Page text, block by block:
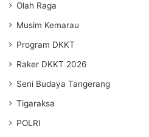
Olah Raga
Musim Kemarau
Program DKKT
Raker DKKT 2026
Seni Budaya Tangerang
Tigaraksa
POLRI